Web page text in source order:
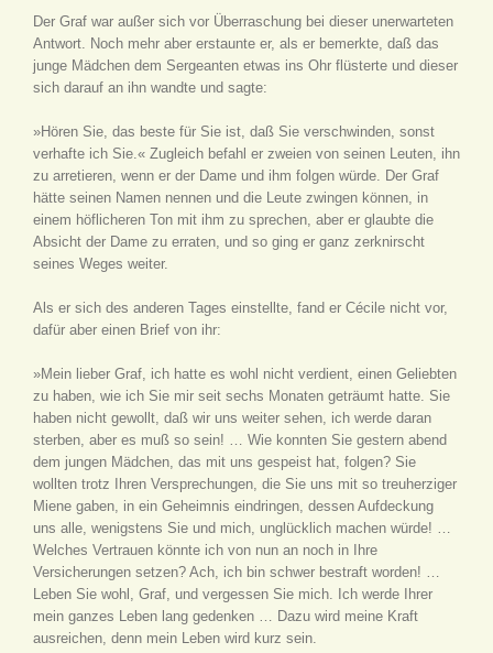
Der Graf war außer sich vor Überraschung bei dieser unerwarteten
Antwort. Noch mehr aber erstaunte er, als er bemerkte, daß das
junge Mädchen dem Sergeanten etwas ins Ohr flüsterte und dieser
sich darauf an ihn wandte und sagte:
»Hören Sie, das beste für Sie ist, daß Sie verschwinden, sonst
verhafte ich Sie.« Zugleich befahl er zweien von seinen Leuten, ihn
zu arretieren, wenn er der Dame und ihm folgen würde. Der Graf
hätte seinen Namen nennen und die Leute zwingen können, in
einem höflicheren Ton mit ihm zu sprechen, aber er glaubte die
Absicht der Dame zu erraten, und so ging er ganz zerknirscht
seines Weges weiter.
Als er sich des anderen Tages einstellte, fand er Cécile nicht vor,
dafür aber einen Brief von ihr:
»Mein lieber Graf, ich hatte es wohl nicht verdient, einen Geliebten
zu haben, wie ich Sie mir seit sechs Monaten geträumt hatte. Sie
haben nicht gewollt, daß wir uns weiter sehen, ich werde daran
sterben, aber es muß so sein! … Wie konnten Sie gestern abend
dem jungen Mädchen, das mit uns gespeist hat, folgen? Sie
wollten trotz Ihren Versprechungen, die Sie uns mit so treuherziger
Miene gaben, in ein Geheimnis eindringen, dessen Aufdeckung
uns alle, wenigstens Sie und mich, unglücklich machen würde! …
Welches Vertrauen könnte ich von nun an noch in Ihre
Versicherungen setzen? Ach, ich bin schwer bestraft worden! …
Leben Sie wohl, Graf, und vergessen Sie mich. Ich werde Ihrer
mein ganzes Leben lang gedenken … Dazu wird meine Kraft
ausreichen, denn mein Leben wird kurz sein.